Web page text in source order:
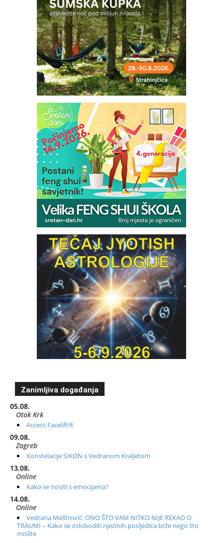
Zanimljiva događanja
05.08.
Otok Krk
Access Facelift®
09.08.
Zagreb
Konstelacije SIKON s Vedranom Kraljetom
13.08.
Online
Kako se nositi s emocijama?
14.08.
Online
Vedrana Meštrović: ONO ŠTO VAM NITKO NIJE REKAO O
TRAUMI – Kako se osloboditi njezinih posljedica brže nego što
mislite